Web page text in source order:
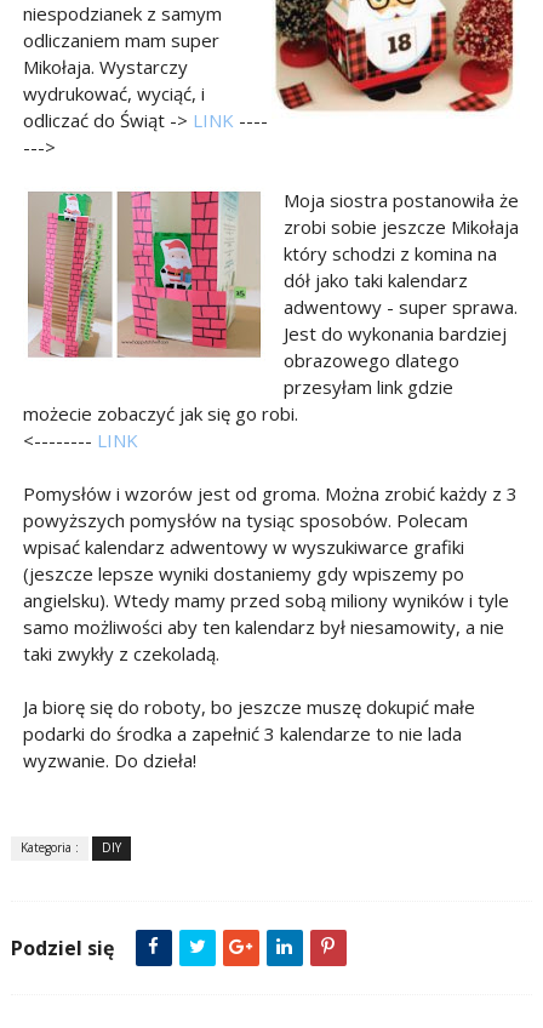
niespodzianek z samym
odliczaniem mam super
Mikołaja. Wystarczy
wydrukować, wyciąć, i
odliczać do Świąt -> LINK ----
--->
Moja siostra postanowiła że
zrobi sobie jeszcze Mikołaja
który schodzi z komina na
dół jako taki kalendarz
adwentowy - super sprawa.
Jest do wykonania bardziej
obrazowego dlatego
przesyłam link gdzie
możecie zobaczyć jak się go robi.
<-------- LINK
Pomysłów i wzorów jest od groma. Można zrobić każdy z 3
powyższych pomysłów na tysiąc sposobów. Polecam
wpisać kalendarz adwentowy w wyszukiwarce grafiki
(jeszcze lepsze wyniki dostaniemy gdy wpiszemy po
angielsku). Wtedy mamy przed sobą miliony wyników i tyle
samo możliwości aby ten kalendarz był niesamowity, a nie
taki zwykły z czekoladą.
Ja biorę się do roboty, bo jeszcze muszę dokupić małe
podarki do środka a zapełnić 3 kalendarze to nie lada
wyzwanie. Do dzieła!
Kategoria : DIY
Podziel się